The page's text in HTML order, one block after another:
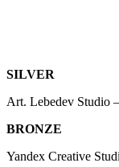
SILVER
Art. Lebedev Studio
BRONZE
Yandex Creative